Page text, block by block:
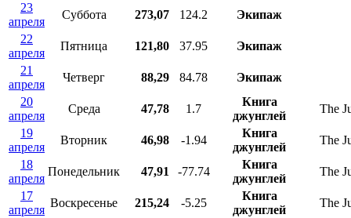
23
апреля
Суббота 273,07 124.2
Экипаж
22
апреля
Пятница 121,80 37.95
Экипаж
21
апреля
Четверг 88,29 84.78
Экипаж
20
апреля
Среда 47,78 1.7
Книга
джунглей
The
19
апреля
Вторник 46,98 -1.94
Книга
джунглей
The
18
апреля
Понедельник 47,91 -77.74
Книга
джунглей
The
17
апреля
Воскресенье 215,24 -5.25
Книга
джунглей
The